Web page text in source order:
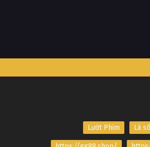
Lướt Phim Lá